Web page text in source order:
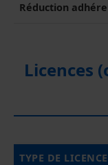
Réduction
Licences
TYPE DE LICENCE